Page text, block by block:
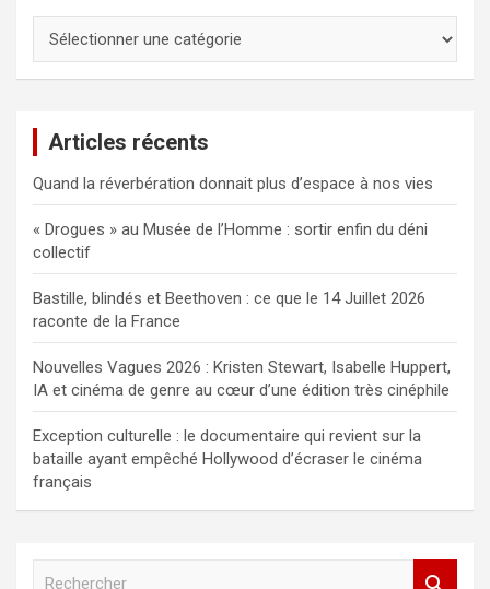
Articles récents
Quand la réverbération donnait plus d’espace à nos vies
« Drogues » au Musée de l’Homme : sortir enfin du déni
collectif
Bastille, blindés et Beethoven : ce que le 14 Juillet 2026
raconte de la France
Nouvelles Vagues 2026 : Kristen Stewart, Isabelle Huppert,
IA et cinéma de genre au cœur d’une édition très cinéphile
Exception culturelle : le documentaire qui revient sur la
bataille ayant empêché Hollywood d’écraser le cinéma
français